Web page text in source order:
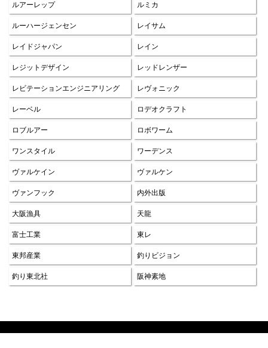
ルアーレップ ルミカ
ルーハージェンセン レイサム
レイドジャパン レイン
レジットデザイン レッドレンザー
レビテーションエンジニアリング レヴォニック
レーベル ロデオクラフト
ロブルアー ロボワーム
ワンスタイル ワーデンス
ヴァルケイン ヴァルケン
ヴァンフック 内外出版
大阪漁具 天龍
富士工業 東レ
東邦産業 釣りビジョン
釣り東北社 阪神素地